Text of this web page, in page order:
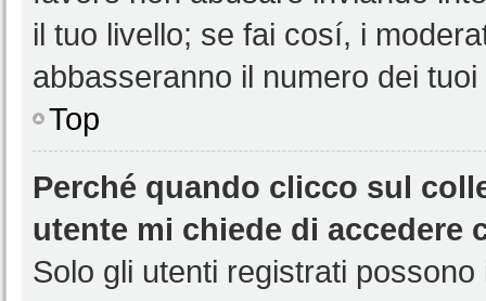
il tuo livello; se fai cosí, i
abbasseranno il numero dei
Top
Perché quando clicco sul
utente mi chiede di accedere
Solo gli utenti registrati